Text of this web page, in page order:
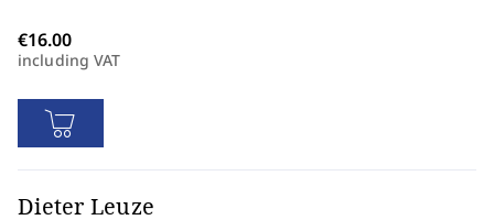
including VAT
Dieter Leuze